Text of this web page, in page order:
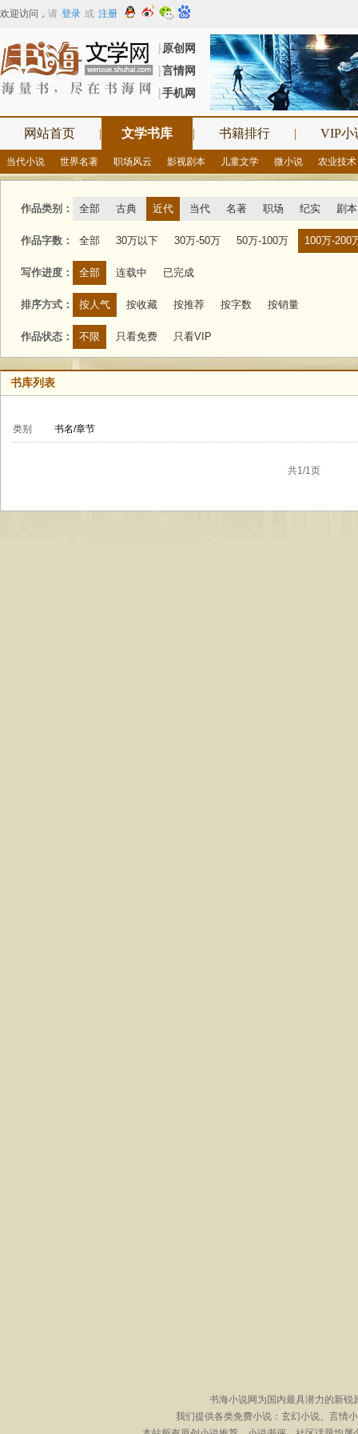
欢迎访问 ， 请 登录 或 注册
┠原创网
┠言情网
┠手机网
网站首页 | 文学书库 | 书籍排行 | VIP小
当代小说 世界名著 职场风云 影视剧本 儿童文学 微小说 农业技术
作品类别： 全部 古典 近代 当代 名著 职场 纪实 剧本
作品字数： 全部 30万以下 30万-50万 50万-100万 100万-200
写作进度： 全部 连载中 已完成
排序方式： 按人气 按收藏 按推荐 按字数 按销量
作品状态： 不限 只看免费 只看VIP
书库列表
类别 书名/章节
共1/1页
书海小说网为国内最具潜力的新
我们提供各类免费小说：玄幻小说、言情